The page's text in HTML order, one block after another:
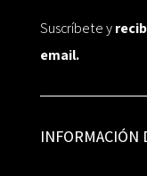
Suscríbete y
email.
INFORMACIÓN